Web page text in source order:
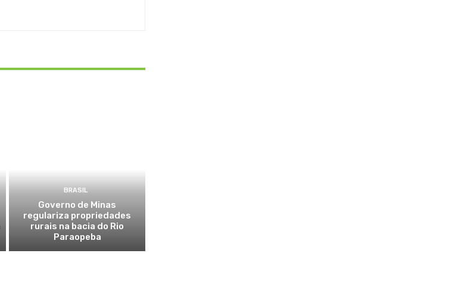
BRASIL
Governo de Minas
regulariza propriedades
rurais na bacia do Rio
Paraopeba